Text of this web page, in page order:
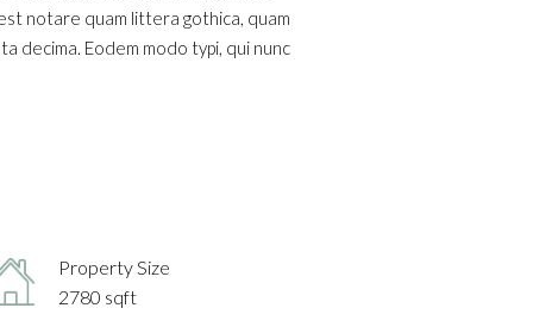
notare quam littera gothica, quam
decima. Eodem modo typi, qui nunc
Property Size
2780 sqft